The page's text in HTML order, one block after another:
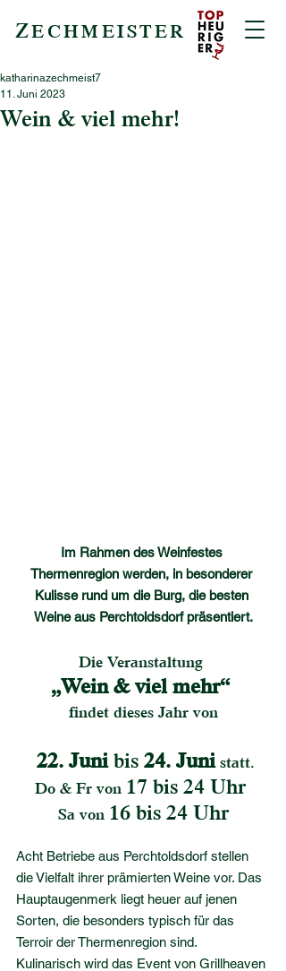
ZECHMEISTER
Wein & viel mehr!
katharinazechmeist7
11. Juni 2023
Im Rahmen des Weinfestes
Thermenregion werden, in besonderer
Kulisse rund um die Burg, die besten
Weine aus Perchtoldsdorf präsentiert.
Die Veranstaltung
„Wein & viel mehr“
findet dieses Jahr von
22. Juni bis 24. Juni statt.
Do & Fr von 17 bis 24 Uhr
Sa von 16 bis 24 Uhr
Acht Betriebe aus Perchtoldsdorf stellen
die Vielfalt ihrer prämierten Weine vor. Das
Hauptaugenmerk liegt heuer auf jenen
Sorten, die besonders typisch für das
Terroir der Thermenregion sind.
Kulinarisch wird das Event von Grillheaven